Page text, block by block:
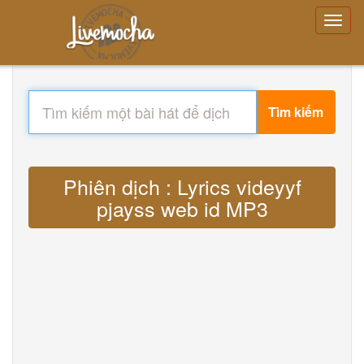
Tìm kiếm
Phiên dịch : Lyrics videyyf
pjayss web id MP3